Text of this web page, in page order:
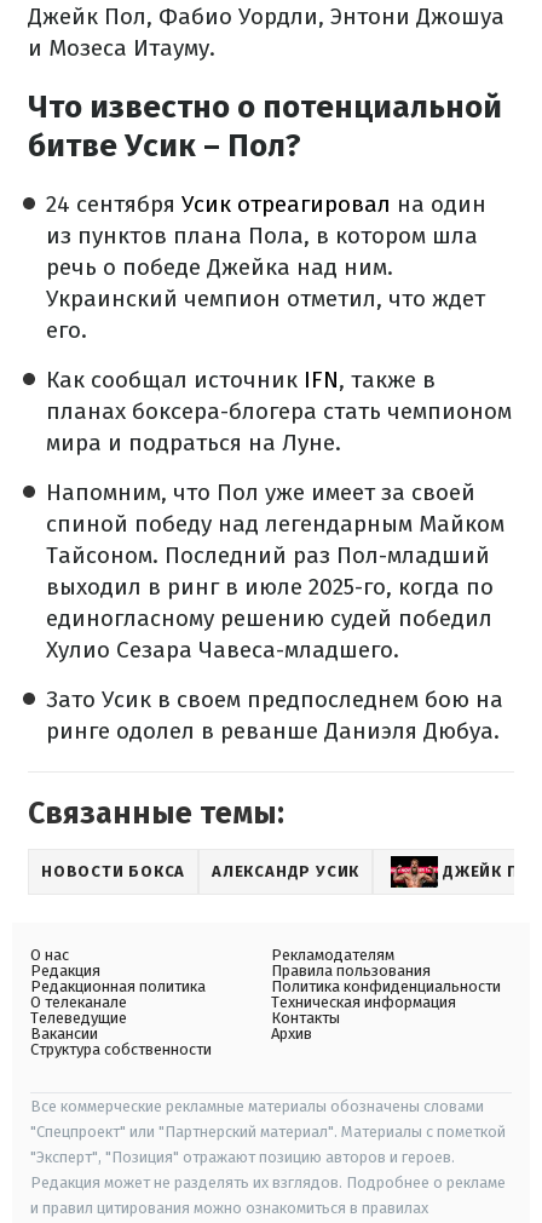
Джейк Пол, Фабио Уордли, Энтони Джошуа
и Мозеса Итауму.
Что известно о потенциальной
битве Усик – Пол?
24 сентября Усик отреагировал на один
из пунктов плана Пола, в котором шла
речь о победе Джейка над ним.
Украинский чемпион отметил, что ждет
его.
Как сообщал источник IFN, также в
планах боксера-блогера стать чемпионом
мира и подраться на Луне.
Напомним, что Пол уже имеет за своей
спиной победу над легендарным Майком
Тайсоном. Последний раз Пол-младший
выходил в ринг в июле 2025-го, когда по
единогласному решению судей победил
Хулио Сезара Чавеса-младшего.
Зато Усик в своем предпоследнем бою на
ринге одолел в реванше Даниэля Дюбуа.
Связанные темы:
НОВОСТИ БОКСА АЛЕКСАНДР УСИК ДЖЕЙК
О нас
Редакция
Редакционная политика
О телеканале
Телеведущие
Вакансии
Структура собственности
Рекламодателям
Правила пользования
Политика конфиденциальности
Техническая информация
Контакты
Архив
Все коммерческие рекламные материалы обозначены словами
"Спецпроект" или "Партнерский материал". Материалы с пометкой
"Эксперт", "Позиция" отражают позицию авторов и героев.
Редакция может не разделять их взглядов. Подробнее о рекламе
и правил цитирования можно ознакомиться в правилах